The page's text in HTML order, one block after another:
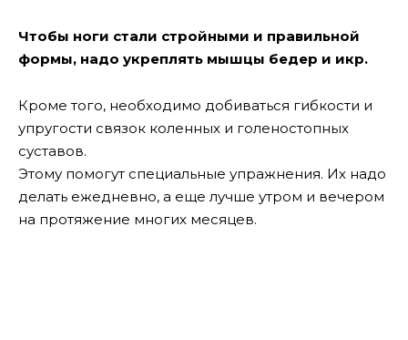
Чтобы ноги стали стройными и правильной
формы, надо укреплять мышцы бедер и икр.
Кроме того, необходимо добиваться гибкости и
упругости связок коленных и голеностопных
суставов.
Этому помогут специальные упражнения. Их надо
делать ежедневно, а еще лучше утром и вечером
на протяжение многих месяцев.